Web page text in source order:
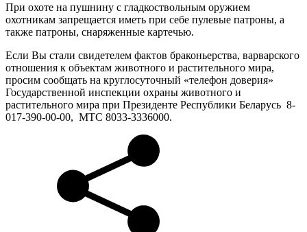
При охоте на пушнину с гладкоствольным оружием
охотникам запрещается иметь при себе пулевые патроны, а
также патроны, снаряженные картечью.
Если Вы стали свидетелем фактов браконьерства, варварского
отношения к объектам животного и растительного мира,
просим сообщать на круглосуточный «телефон доверия»
Государственной инспекции охраны животного и
растительного мира при Президенте Республики Беларусь 8-
017-390-00-00, МТС 8033-3336000.